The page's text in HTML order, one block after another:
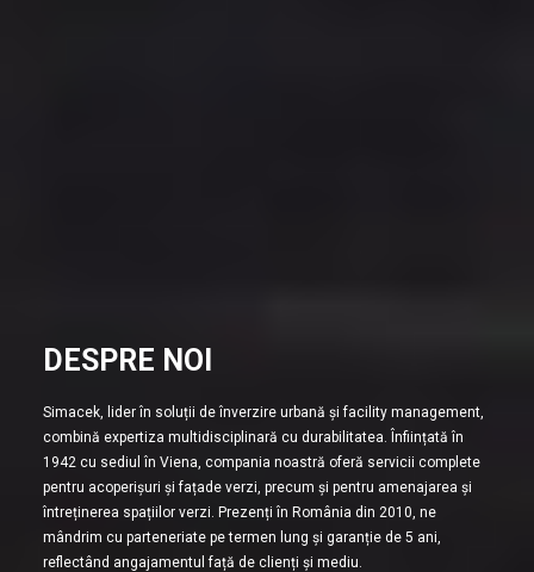
DESPRE NOI
Simacek, lider în soluții de înverzire urbană și facility management,
combină expertiza multidisciplinară cu durabilitatea. Înființată în
1942 cu sediul în Viena, compania noastră oferă servicii complete
pentru acoperișuri și fațade verzi, precum și pentru amenajarea și
întreținerea spațiilor verzi. Prezenți în România din 2010, ne
mândrim cu parteneriate pe termen lung și garanție de 5 ani,
reflectând angajamentul față de clienți și mediu.